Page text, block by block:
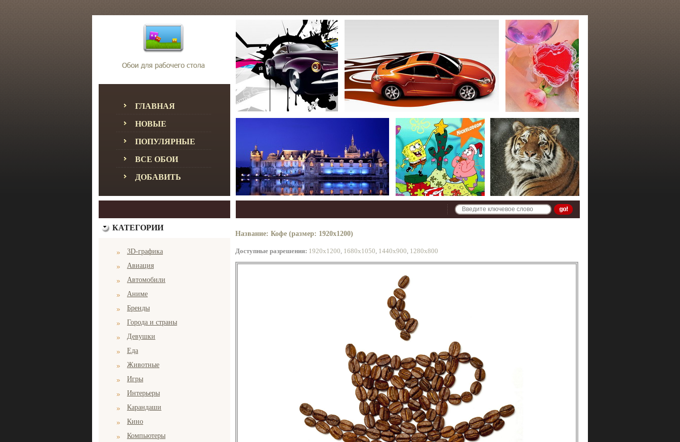
ГЛАВНАЯ
НОВЫЕ
ПОПУЛЯРНЫЕ
ВСЕ ОБОИ
ДОБАВИТЬ
КАТЕГОРИИ
3D-графика
Авиация
Автомобили
Аниме
Бренды
Города и страны
Девушки
Еда
Животные
Игры
Интерьеры
Карандаши
Кино
Компьютеры
Название: Кофе (размер: 1920x1200)
Доступные разрешения: 1920x1200, 1680x1050, 1440x900, 1280x800